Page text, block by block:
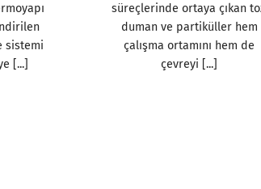
sistemi
[...]
süreçlerinde ortaya çıkan
duman ve partiküller hem
çalışma ortamını hem de
çevreyi [...]